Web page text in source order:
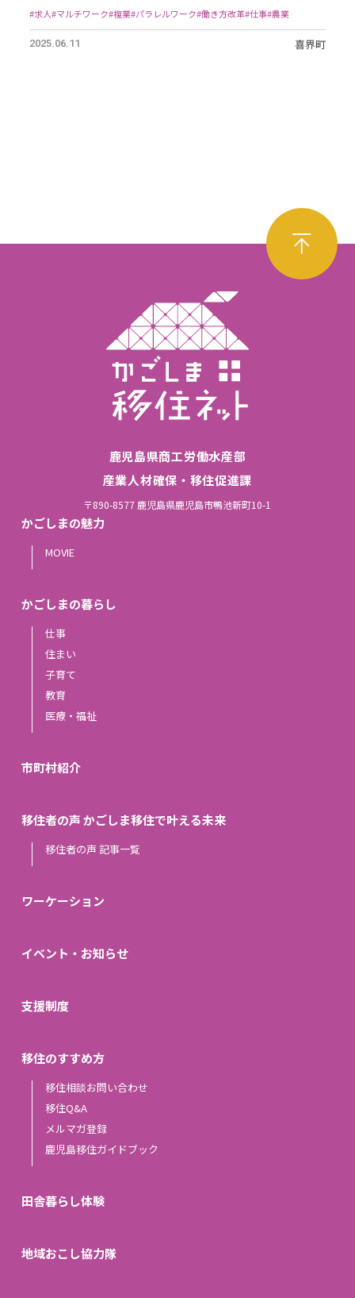
#求人#マルチワーク#複業#パラレルワーク#働き方改革#仕事#農業
2025.06.11 喜界町
鹿児島県商工労働水産部
産業人材確保・移住促進課
〒890-8577 鹿児島県鹿児島市鴨池新町10-1
かごしまの魅力
MOVIE
かごしまの暮らし
仕事
住まい
子育て
教育
医療・福祉
市町村紹介
移住者の声 かごしま移住で叶える未来
移住者の声 記事一覧
ワーケーション
イベント・お知らせ
支援制度
移住のすすめ方
移住相談お問い合わせ
移住Q&A
メルマガ登録
鹿児島移住ガイドブック
田舎暮らし体験
地域おこし協力隊